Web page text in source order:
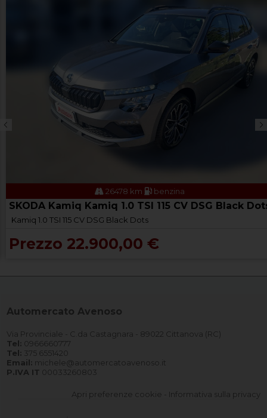
26478 km benzina
SKODA Kamiq Kamiq 1.0 TSI 115 CV DSG Black
Kamiq 1.0 TSI 115 CV DSG Black Dots
Prezzo 22.900,00 €
Automercato Avenoso
Via Provinciale - C.da Castagnara - 89022 Cittanova (RC)
Tel: 0966660777
Tel: 375 6551420
Email: michele@automercatoavenoso.it
P.IVA IT 00033260803
Apri preferenze cookie Informativa sulla privacy